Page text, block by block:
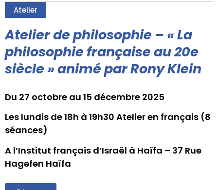
Atelier
Atelier de philosophie – « La
philosophie française au 20e
siècle » animé par Rony Klein
Du 27 octobre au 15 décembre 2025
Les lundis de 18h à 19h30 Atelier en français (8
séances)
A l’Institut français d’Israël à Haïfa – 37 Rue
Hagefen Haïfa